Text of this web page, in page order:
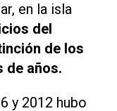
en la isla
del
de los
de años.
y 2012 hubo